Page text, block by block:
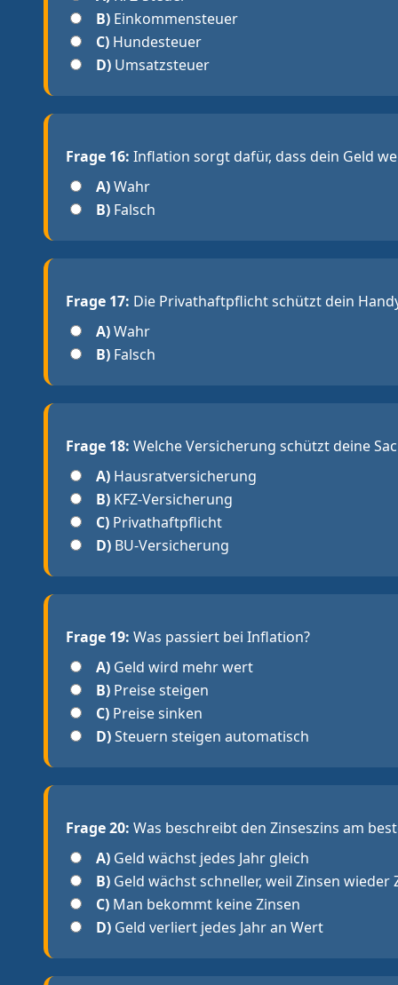
B) Einkommensteuer
C) Hundesteuer
D) Umsatzsteuer
Frage 16: Inflation sorgt dafür, dass dein Geld
A)Wahr
B) Falsch
Frage 17: Die Privathaftpflicht schützt dein
A)Wahr
B) Falsch
Frage 18: Welche Versicherung schützt deine
A) Hausratversicherung
B) KFZ-Versicherung
C) Privathaftpflicht
D) BU-Versicherung
Frage 19: Was passiert bei Inflation?
A) Geld wird mehr wert
B) Preise steigen
C) Preise sinken
D)Steuern steigen automatisch
Frage 20: Was beschreibt den Zinseszins am
A) Geld wächst jedes Jahr gleich
B) Geld wächst schneller, weil Zinsen wieder
C) Man bekommt keine Zinsen
D) Geld verliert jedes Jahr an Wert